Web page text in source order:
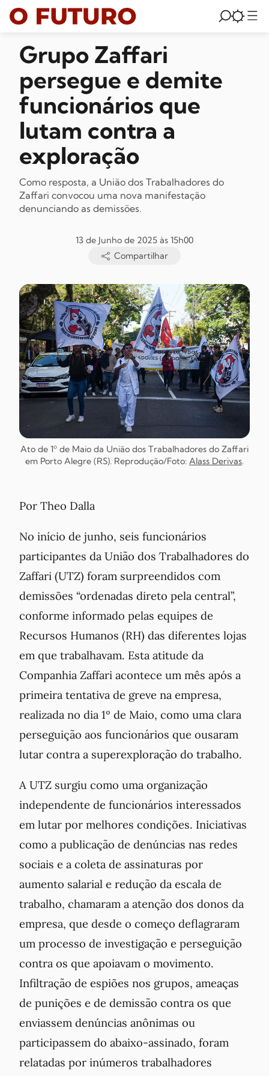
Grupo Zaffari
persegue e demite
funcionários que
lutam contra a
exploração
Como resposta, a União dos Trabalhadores do
Zaffari convocou uma nova manifestação
denunciando as demissões.
13 de Junho de 2025 às 15h00
Compartilhar
Ato de 1º de Maio da União dos Trabalhadores do Zaffari
em Porto Alegre (RS). Reprodução/Foto: Alass Derivas.
Por Theo Dalla
No início de junho, seis funcionários
participantes da União dos Trabalhadores do
Zaffari (UTZ) foram surpreendidos com
demissões “ordenadas direto pela central”,
conforme informado pelas equipes de
Recursos Humanos (RH) das diferentes lojas
em que trabalhavam. Esta atitude da
Companhia Zaffari acontece um mês após a
primeira tentativa de greve na empresa,
realizada no dia 1º de Maio, como uma clara
perseguição aos funcionários que ousaram
lutar contra a superexploração do trabalho.
A UTZ surgiu como uma organização
independente de funcionários interessados
em lutar por melhores condições. Iniciativas
como a publicação de denúncias nas redes
sociais e a coleta de assinaturas por
aumento salarial e redução da escala de
trabalho, chamaram a atenção dos donos da
empresa, que desde o começo deflagraram
um processo de investigação e perseguição
contra os que apoiavam o movimento.
Infiltração de espiões nos grupos, ameaças
de punições e de demissão contra os que
enviassem denúncias anônimas ou
participassem do abaixo-assinado, foram
relatadas por inúmeros trabalhadores